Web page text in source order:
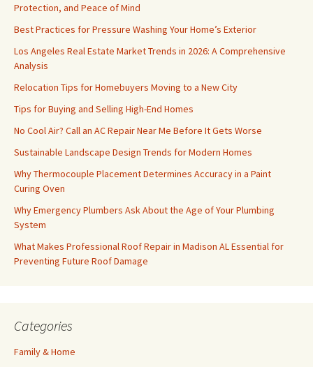
Protection, and Peace of Mind
Best Practices for Pressure Washing Your Home’s Exterior
Los Angeles Real Estate Market Trends in 2026: A Comprehensive
Analysis
Relocation Tips for Homebuyers Moving to a New City
Tips for Buying and Selling High-End Homes
No Cool Air? Call an AC Repair Near Me Before It Gets Worse
Sustainable Landscape Design Trends for Modern Homes
Why Thermocouple Placement Determines Accuracy in a Paint
Curing Oven
Why Emergency Plumbers Ask About the Age of Your Plumbing
System
What Makes Professional Roof Repair in Madison AL Essential for
Preventing Future Roof Damage
Categories
Family & Home